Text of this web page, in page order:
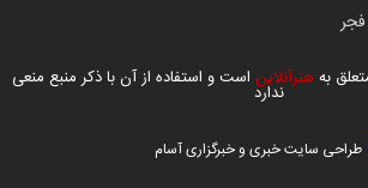
به هنرآنلاین است و استفاده از آن با ذکر منبع منعی
ندارد
طراحی سایت خبری و خبرگزاری آسام